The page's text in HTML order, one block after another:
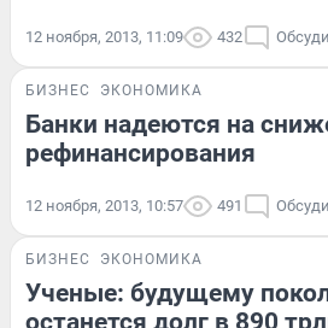
12 ноября, 2013, 11:09 432
БИЗНЕС ЭКОНОМИКА
Банки надеются на
рефинансирования
12 ноября, 2013, 10:57 491
БИЗНЕС ЭКОНОМИКА
Ученые: будущему
останется долг в 890